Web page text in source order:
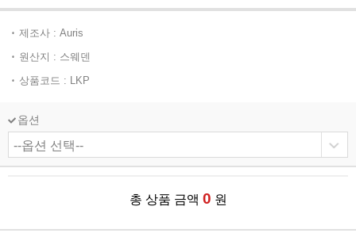
제조사 : Auris
원산지 : 스웨덴
상품코드 : LKP
옵션
총 상품 금액 0 원